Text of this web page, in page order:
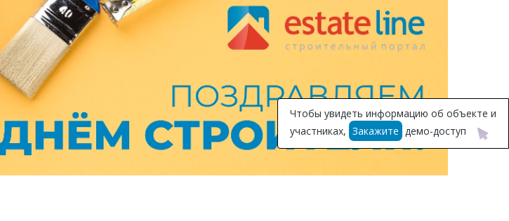
О проекте
Конкурентные преимущества
Горячие объекты
Глоссарий
Платные услуги
Рекламодателям
Инвестпроекты
Подписка на Базу
Чтобы увидеть информацию об объекте и
участниках, Закажите демо-доступ